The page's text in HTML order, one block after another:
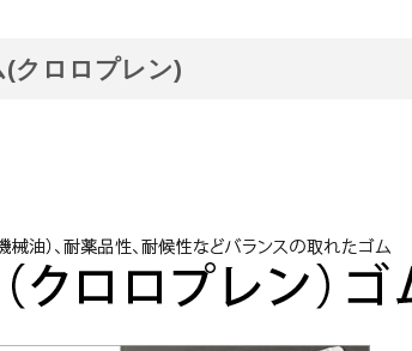
(クロロプレン)